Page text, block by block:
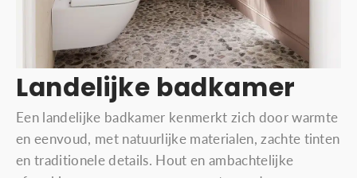
Landelijke badkamer
Een landelijke badkamer kenmerkt zich door warmte
en eenvoud, met natuurlijke materialen, zachte tinten
en traditionele details. Hout en ambachtelijke